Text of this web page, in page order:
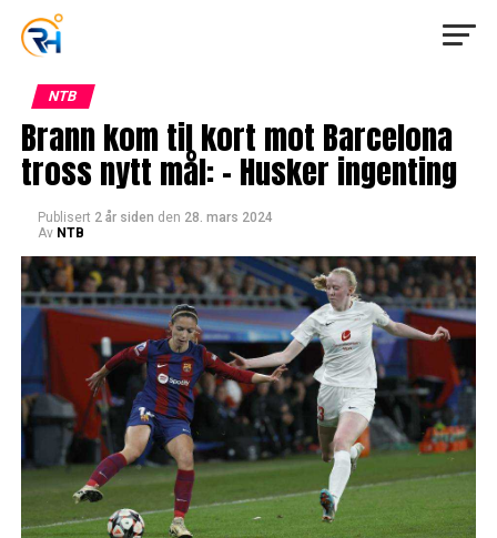
NTB
Brann kom til kort mot Barcelona
tross nytt mål: – Husker ingenting
Publisert 2 år siden den 28. mars 2024
Av NTB